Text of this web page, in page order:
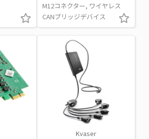
M12コネクター, ワイヤレス
CANブリッジデバイス
Kvaser